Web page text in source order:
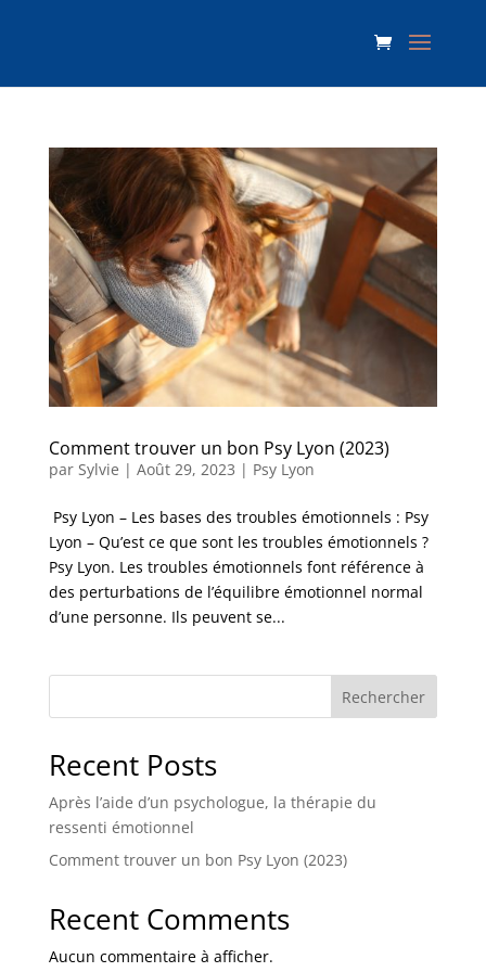
Comment trouver un bon Psy Lyon (2023)
par Sylvie | Août 29, 2023 | Psy Lyon
Psy Lyon – Les bases des troubles émotionnels : Psy
Lyon – Qu’est ce que sont les troubles émotionnels ?
Psy Lyon. Les troubles émotionnels font référence à
des perturbations de l’équilibre émotionnel normal
d’une personne. Ils peuvent se...
Rechercher
Recent Posts
Après l’aide d’un psychologue, la thérapie du
ressenti émotionnel
Comment trouver un bon Psy Lyon (2023)
Recent Comments
Aucun commentaire à afficher.